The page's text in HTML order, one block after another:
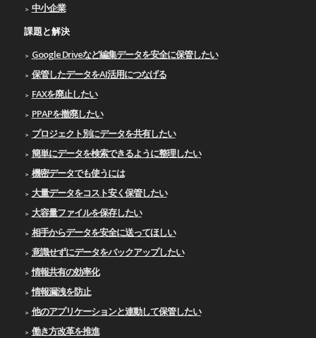
中小企業
課題と解決
Google Driveなど編集データを安全に保管したい
保管したデータをAI活用につなげる
FAXを廃止したい
PPAPを撤廃したい
プロジェクト別にデータを共有したい
簡単にデータを検索できるように整理したい
機密データでも使うには
大量データをコスト安く保管したい
大容量ファイルを保存したい
相手からデータを安全に送ってほしい
意識せずにデータをバックアップしたい
情報共有の効率化
情報漏洩を防止
他のアプリケーションと連動して保管したい
働き方改革を推進